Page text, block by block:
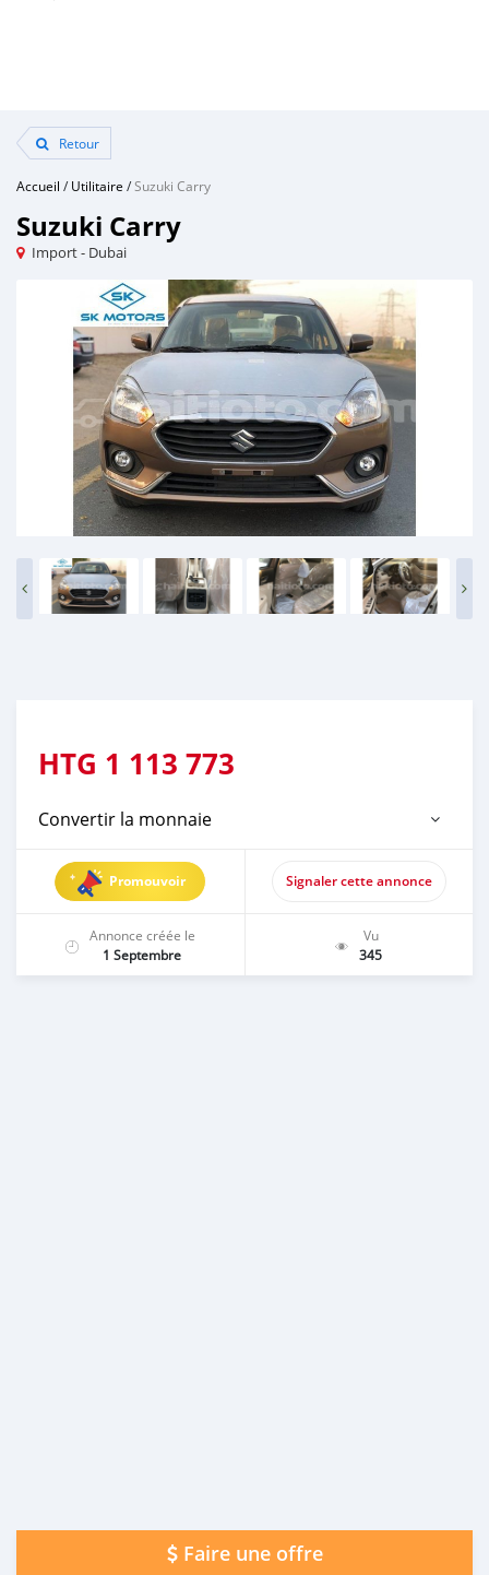
Retour
Accueil /Utilitaire /Suzuki Carry
Suzuki Carry
Import - Dubai
HTG 1 113 773
Convertir la monnaie
Promouvoir Signaler cette annonce
Annonce créée le
1 Septembre
Vu
345
Faire une offre